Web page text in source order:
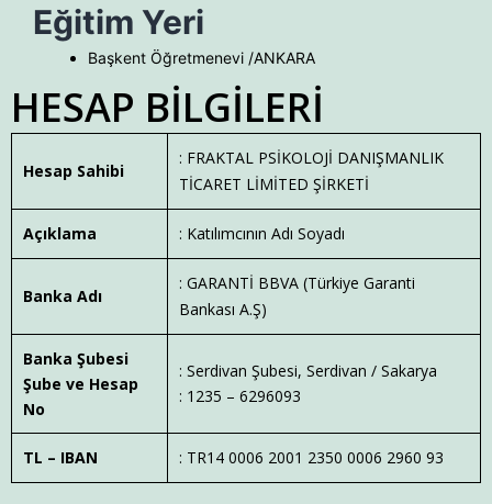
Eğitim Yeri
Başkent Öğretmenevi /ANKARA
HESAP BİLGİLERİ
Hesap Sahibi
: FRAKTAL PSİKOLOJİ DANIŞMANLIK
TİCARET LİMİTED ŞİRKETİ
Açıklama : Katılımcının Adı Soyadı
Banka Adı
: GARANTİ BBVA (Türkiye Garanti
Bankası A.Ş)
Banka Şubesi
Şube ve Hesap
No
: Serdivan Şubesi, Serdivan / Sakarya
: 1235 – 6296093
TL – IBAN : TR14 0006 2001 2350 0006 2960 93